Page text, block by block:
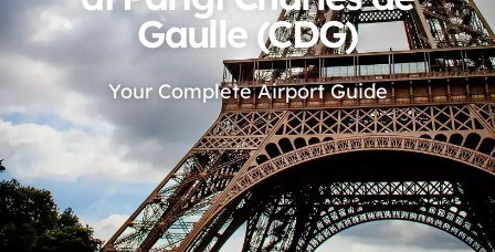
Gaulle (CDG)
Your Complete Airport Guide